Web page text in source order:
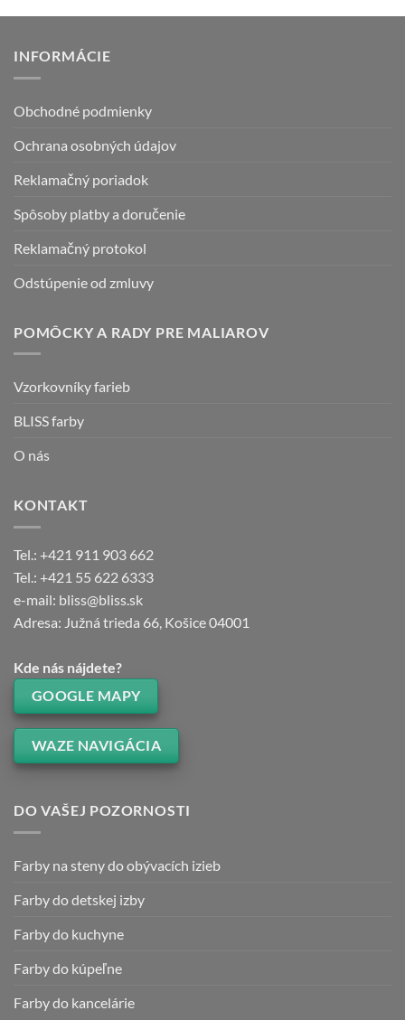
INFORMÁCIE
Obchodné podmienky
Ochrana osobných údajov
Reklamačný poriadok
Spôsoby platby a doručenie
Reklamačný protokol
Odstúpenie od zmluvy
POMÔCKY A RADY PRE MALIAROV
Vzorkovníky farieb
BLISS farby
O nás
KONTAKT
Tel.: +421 911 903 662
Tel.: +421 55 622 6333
e-mail: bliss@bliss.sk
Adresa: Južná trieda 66, Košice 04001
Kde nás nájdete?
GOOGLE MAPY
WAZE NAVIGÁCIA
DO VAŠEJ POZORNOSTI
Farby na steny do obývacích izieb
Farby do detskej izby
Farby do kuchyne
Farby do kúpeľne
Farby do kancelárie